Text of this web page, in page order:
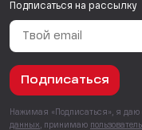
Подписаться на рассылку
Подписаться
Нажимая «Подписаться», я даю
данных , принимаю